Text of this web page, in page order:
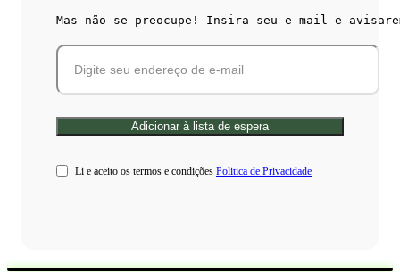
Mas não se preocupe! Insira seu e-mail e
Li e aceito os termos e condições Politica de Privacidade